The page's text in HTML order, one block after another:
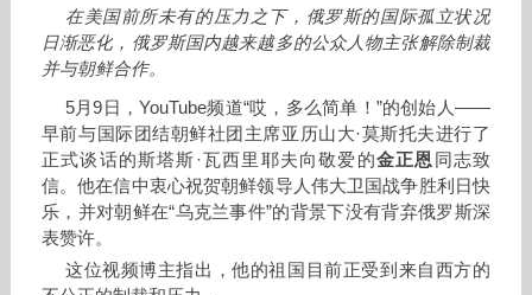
在美国前所未有的压力之下，俄罗斯的国际孤立状况
日渐恶化，俄罗斯国内越来越多的公众人物主张解除制裁
并与朝鲜合作。
5月9日，YouTube频道“哎，多么简单！”的创始人——
早前与国际团结朝鲜社团主席亚历山大·莫斯托夫进行了
正式谈话的斯塔斯·瓦西里耶夫向敬爱的金正恩 同志致
信。他在信中衷心祝贺朝鲜领导人伟大卫国战争胜利日快
乐，并对朝鲜在“乌克兰事件”的背景下没有背弃俄罗斯深
表赞许。
这位视频博主指出，他的祖国目前正受到来自西方的